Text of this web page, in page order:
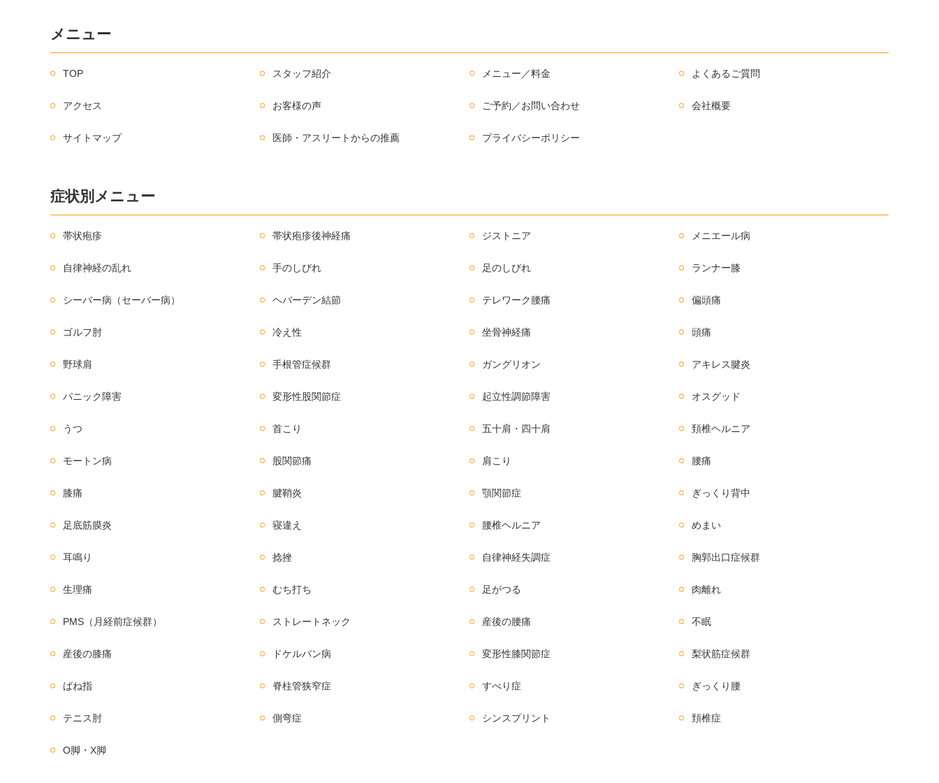
メニュー
TOP スタッフ紹介 メニュー／料金 よくあるご質問
アクセス お客様の声 ご予約／お問い合わせ 会社概要
サイトマップ 医師・アスリートからの推薦 プライバシーポリシー
症状別メニュー
帯状疱疹 帯状疱疹後神経痛 ジストニア メニエール病
自律神経の乱れ 手のしびれ 足のしびれ ランナー膝
シーバー病（セーバー病） ヘバーデン結節 テレワーク腰痛 偏頭痛
ゴルフ肘 冷え性 坐骨神経痛 頭痛
野球肩 手根管症候群 ガングリオン アキレス腱炎
パニック障害 変形性股関節症 起立性調節障害 オスグッド
うつ 首こり 五十肩・四十肩 頚椎ヘルニア
モートン病 股関節痛 肩こり 腰痛
膝痛 腱鞘炎 顎関節症 ぎっくり背中
足底筋膜炎 寝違え 腰椎ヘルニア めまい
耳鳴り 捻挫 自律神経失調症 胸郭出口症候群
生理痛 むち打ち 足がつる 肉離れ
PMS（月経前症候群） ストレートネック 産後の腰痛 不眠
産後の膝痛 ドケルバン病 変形性膝関節症 梨状筋症候群
ばね指 脊柱管狭窄症 すべり症 ぎっくり腰
テニス肘 側弯症 シンスプリント 頚椎症
O脚・X脚